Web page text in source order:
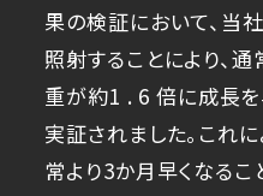
果の検証において、当
照射することにより、
重が約1 . 6 倍に成長
実証されました。これ
常より3か月早くなるこ